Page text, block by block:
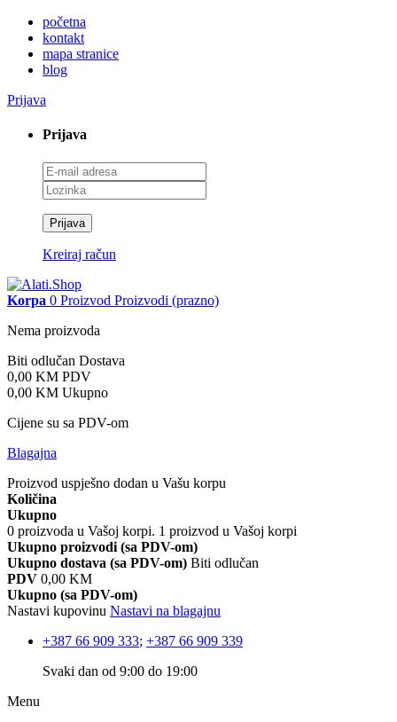
početna
kontakt
mapa stranice
blog
Prijava
Prijava
Prijava
Kreiraj račun
Korpa 0 Proizvod Proizvodi (prazno)
Nema proizvoda
Biti odlučan Dostava
0,00 KM PDV
0,00 KM Ukupno
Cijene su sa PDV-om
Blagajna
Proizvod uspješno dodan u Vašu korpu
Količina
Ukupno
0 proizvoda u Vašoj korpi. 1 proizvod u Vašoj korpi
Ukupno proizvodi (sa PDV-om)
Ukupno dostava (sa PDV-om) Biti odlučan
PDV 0,00 KM
Ukupno (sa PDV-om)
Nastavi kupovinu Nastavi na blagajnu
+387 66 909 333; +387 66 909 339
Svaki dan od 9:00 do 19:00
Menu